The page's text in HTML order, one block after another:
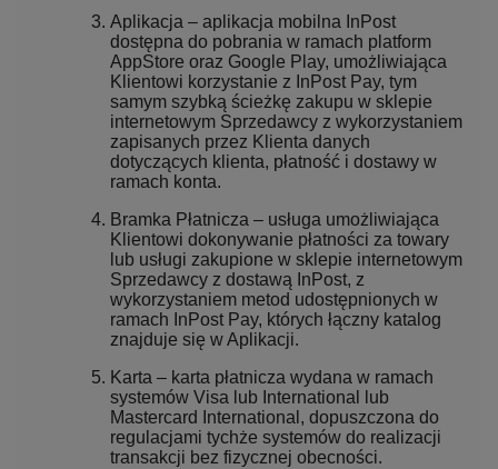
Aplikacja – aplikacja mobilna InPost
dostępna do pobrania w ramach platform
AppStore oraz Google Play, umożliwiająca
Klientowi korzystanie z InPost Pay, tym
samym szybką ścieżkę zakupu w sklepie
internetowym Sprzedawcy z wykorzystaniem
zapisanych przez Klienta danych
dotyczących klienta, płatność i dostawy w
ramach konta.
Bramka Płatnicza – usługa umożliwiająca
Klientowi dokonywanie płatności za towary
lub usługi zakupione w sklepie internetowym
Sprzedawcy z dostawą InPost, z
wykorzystaniem metod udostępnionych w
ramach InPost Pay, których łączny katalog
znajduje się w Aplikacji.
Karta – karta płatnicza wydana w ramach
systemów Visa lub International lub
Mastercard International, dopuszczona do
regulacjami tychże systemów do realizacji
transakcji bez fizycznej obecności.